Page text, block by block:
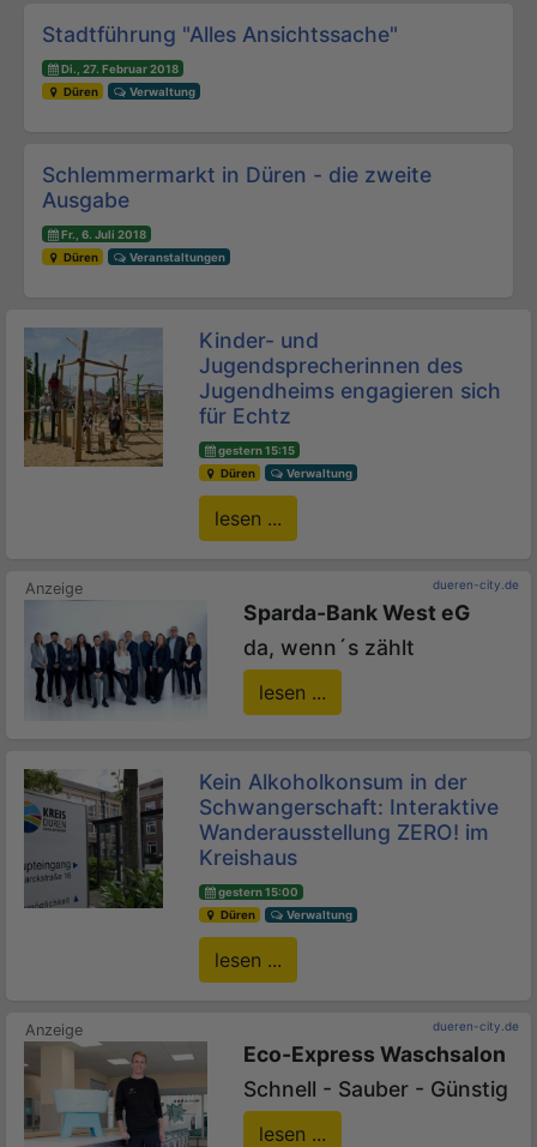
Beitrags-Navigation
Stadtführung "Alles Ansichtssache"
Di., 27. Februar 2018
Düren
Verwaltung
Schlemmermarkt in Düren - die zweite
Ausgabe
Fr., 6. Juli 2018
Düren
Veranstaltungen
Kinder- und
Jugendsprecherinnen des
Jugendheims engagieren sich
für Echtz
gestern 15:15
Düren
Verwaltung
lesen ...
dueren-city.de
Sparda-Bank West eG
da, wenn´s zählt
lesen ...
Kein Alkoholkonsum in der
Schwangerschaft: Interaktive
Wanderausstellung ZERO! im
Kreishaus
gestern 15:00
Düren
Verwaltung
lesen ...
dueren-city.de
Eco-Express Waschsalon
Schnell - Sauber - Günstig
lesen ...